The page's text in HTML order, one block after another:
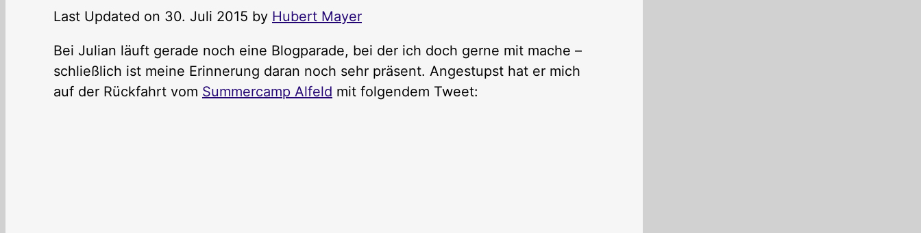
Last Updated on 30. Juli 2015 by Hubert Mayer
Bei Julian läuft gerade noch eine Blogparade, bei der ich doch gerne mit mache –
schließlich ist meine Erinnerung daran noch sehr präsent. Angestupst hat er mich
auf der Rückfahrt vom Summercamp Alfeld mit folgendem Tweet: